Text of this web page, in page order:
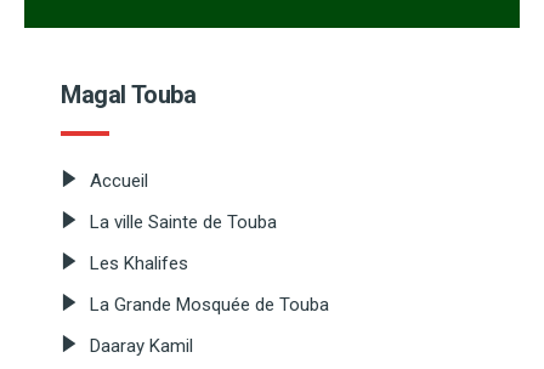
Magal Touba
Accueil
La ville Sainte de Touba
Les Khalifes
La Grande Mosquée de Touba
Daaray Kamil